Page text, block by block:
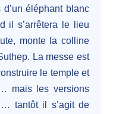
éléphant blanc
il s’arrêtera le lieu
monte la colline
La messe est
le temple et
mais les versions
tantôt il s’agit de